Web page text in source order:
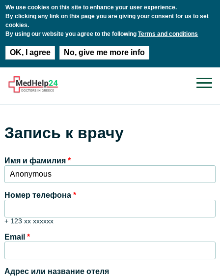
We use cookies on this site to enhance your user experience.
By clicking any link on this page you are giving your consent for us to set
cookies.
By using our website you agree to the followingTerms and conditions
OK, I agree No, give me more info
Запись к врачу
Имя и фамилия *
Номер телефона *
+ 123 xx xxxxxx
Email *
Адрес или название отеля